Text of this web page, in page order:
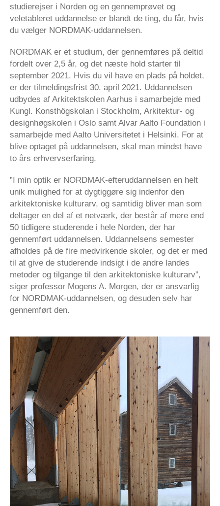
studierejser i Norden og en gennemprøvet og
veletableret uddannelse er blandt de ting, du får, hvis
du vælger NORDMAK-uddannelsen.
NORDMAK er et studium, der gennemføres på deltid
fordelt over 2,5 år, og det næste hold starter til
september 2021. Hvis du vil have en plads på holdet,
er der tilmeldingsfrist 30. april 2021. Uddannelsen
udbydes af Arkitektskolen Aarhus i samarbejde med
Kungl. Konsthögskolan i Stockholm, Arkitektur- og
designhøgskolen i Oslo samt Alvar Aalto Foundation i
samarbejde med Aalto Universitetet i Helsinki. For at
blive optaget på uddannelsen, skal man mindst have
to års erhvervserfaring.
”I min optik er NORDMAK-efteruddannelsen en helt
unik mulighed for at dygtiggøre sig indenfor den
arkitektoniske kulturarv, og samtidig bliver man som
deltager en del af et netværk, der består af mere end
50 tidligere studerende i hele Norden, der har
gennemført uddannelsen. Uddannelsens semester
afholdes på de fire medvirkende skoler, og det er med
til at give de studerende indsigt i de andre landes
metoder og tilgange til den arkitektoniske kulturarv”,
siger professor Mogens A. Morgen, der er ansvarlig
for NORDMAK-uddannelsen, og desuden selv har
gennemført den.